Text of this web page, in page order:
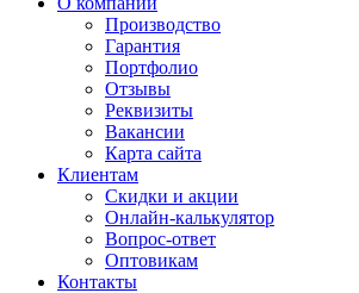
Производство
Гарантия
Портфолио
Отзывы
Реквизиты
Вакансии
Карта сайта
Клиентам
Скидки и акции
Онлайн-калькулятор
Вопрос-ответ
Оптовикам
Контакты